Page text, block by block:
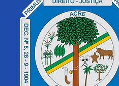
PE 023/2025 - Aviso de
Licitação